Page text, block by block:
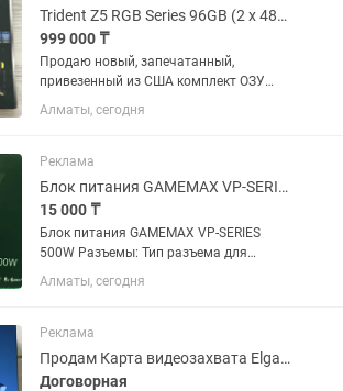
полностью исправны,...
Trident Z5 RGB Series 96GB (2 x 48GB) PC RAM DDR5 6400 Новый
999 000 ₸
Продаю новый, запечатанный,
привезенный из США комплект ОЗУ
ДДР5. Торг возможен серьезным
покупателям. Пожизненная гарантия
Алматы, сегодня
Реклама
Блок питания GAMEMAX VP-SERIES 500W
15 000 ₸
Блок питания GAMEMAX VP-SERIES
500W Разъемы: Тип разъема для
материнской платы: 20+4 pin
Количество разъемов CPU: 1
Количество разъемов SATA: 4
Количество разъемов IDE:...
Алматы, сегодня
Реклама
Продам Карта видеозахвата Elgato 4K X
Договорная